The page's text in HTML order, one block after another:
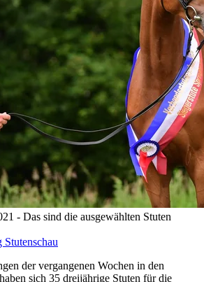
- Das sind die ausgewählten Stuten
Stutenschau
der vergangenen Wochen in den
sich 35 dreijährige Stuten für die